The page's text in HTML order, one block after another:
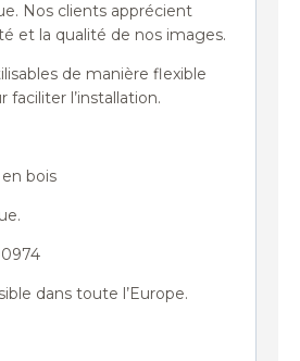
Nos clients apprécient
et la qualité de nos images.
de manière flexible
faciliter l’installation.
en bois
dans toute l’Europe.